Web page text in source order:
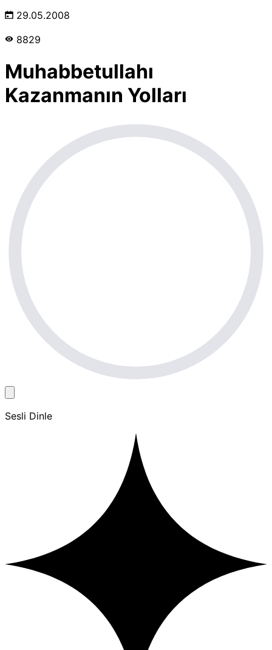
29.05.2008
8829
Muhabbetullahı
Kazanmanın Yolları
Sesli Dinle